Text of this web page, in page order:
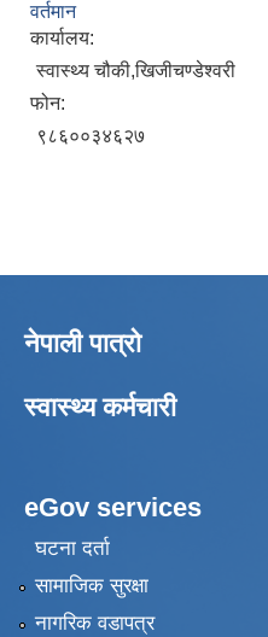
वर्तमान
कार्यालय:
स्वास्थ्य चौकी,खिजीचण्डेश्वरी
फोन:
९८६००३४६२७
नेपाली पात्रो
स्वास्थ्य कर्मचारी
eGov services
घटना दर्ता
सामाजिक सुरक्षा
नागरिक वडापत्र